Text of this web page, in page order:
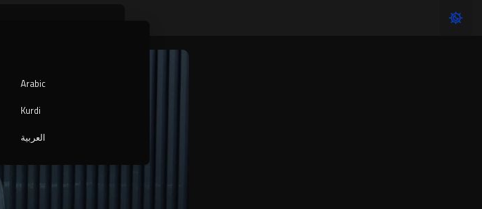
Arabic
Kurdi
العربية